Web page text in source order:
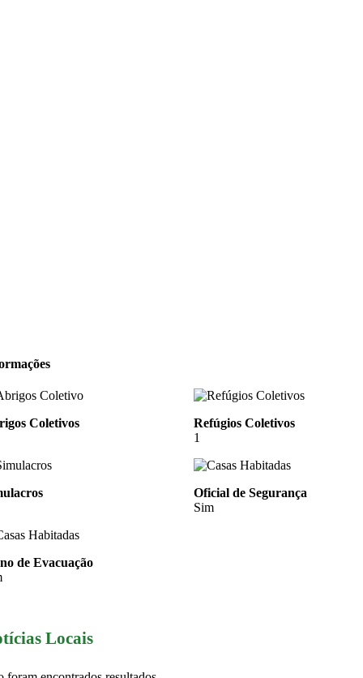
Coletivos
Refúgios Coletivos
1
Oficial de Segurança
Sim
de Evacuação
Locais